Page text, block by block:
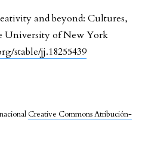
Creative Commons Atribución-
and beyond: Cultures,
University of New York
stable/jj.18255439